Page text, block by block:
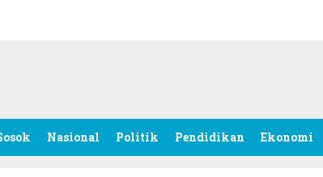
Nasional Politik Pendidikan Ekonomi